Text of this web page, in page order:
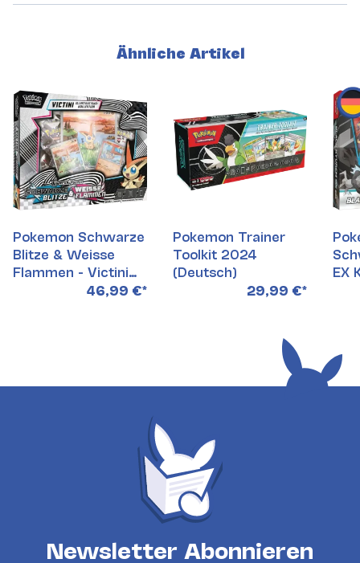
Ähnliche Artikel
Pokemon Schwarze
Blitze & Weisse
Flammen - Victini
46,99 €*
Pokemon Trainer
Toolkit 2024
(Deutsch)
29,99 €*
EX
Newsletter Abonnieren